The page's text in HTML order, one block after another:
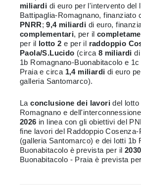
miliardi di euro per l'intervento del
Battipaglia-Romagnano, finanziato
PNRR;9,4 miliardi di euro,
complementari, per il
per il lotto 2e per il raddoppio
Paola/S.Lucido (circa 8 miliardi
1b Romagnano-Buonabitacolo e
Praia e circa 1,4 miliardi di euro
galleria Santomarco).
Laconclusione dei lavoridel lotto
Romagnano e
2026 in linea con gli obiettivi del
fine lavori del Raddoppio
(galleria Santomarco) e dei lotti 1b
Buonabitacolo è prevista per il 2030
Buonabitacolo - Praia è prevista